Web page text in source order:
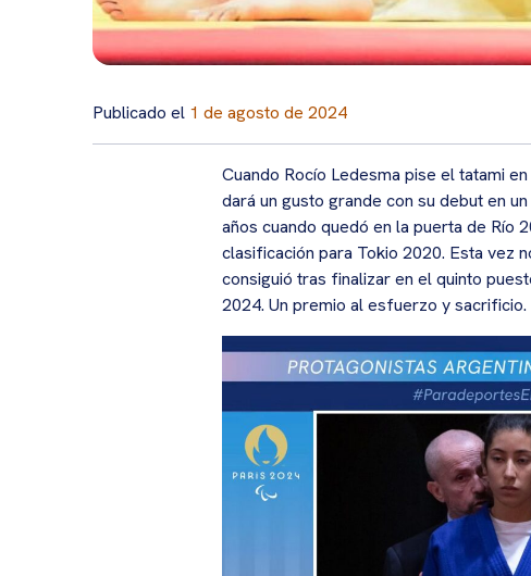
Publicado el 1 de agosto de 2024
Cuando Rocío Ledesma pise el tatami
dará un gusto grande con su debut en
años cuando quedó en la puerta de Río
clasificación para Tokio 2020. Esta vez
consiguió tras finalizar en el quinto
2024. Un premio al esfuerzo y sacrificio.